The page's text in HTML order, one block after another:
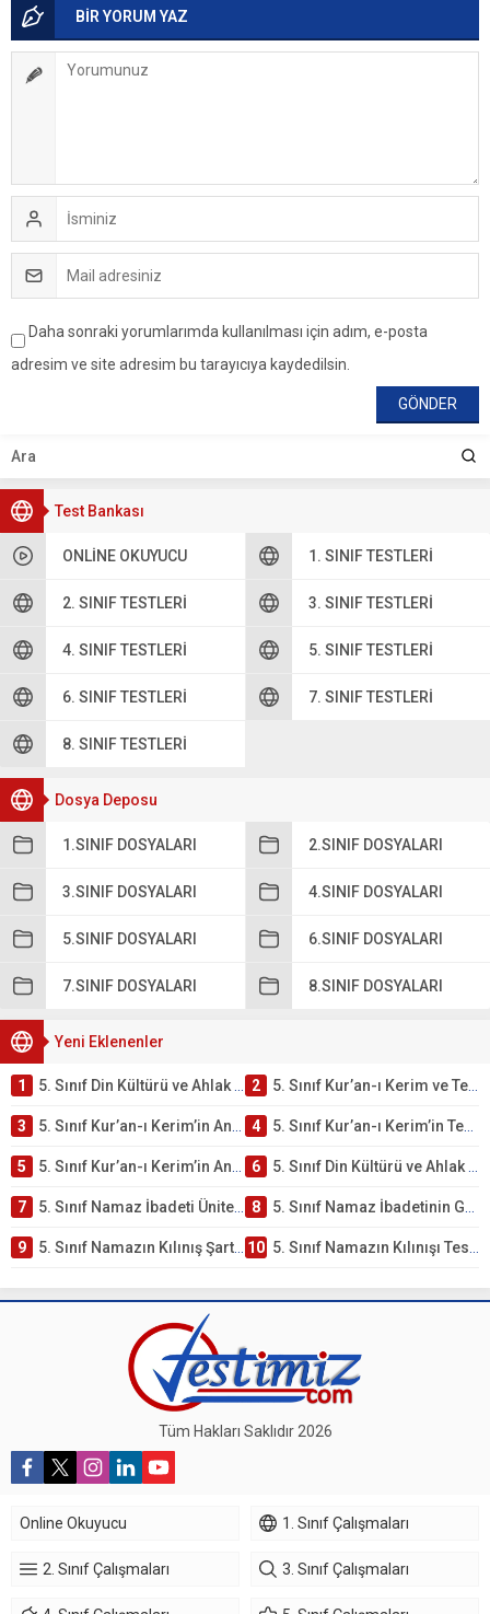
Test Bankası
ONLINE OKUYUCU 1. SINIF TESTLERI
2. SINIF TESTLERI 3. SINIF TESTLERI
4. SINIF TESTLERI 5. SINIF TESTLERI
6. SINIF TESTLERI 7. SINIF TESTLERI
8. SINIF TESTLERI
Dosya Deposu
1.SINIF DOSYALARI 2.SINIF DOSYALARI
3.SINIF DOSYALARI 4.SINIF DOSYALARI
5.SINIF DOSYALARI 6.SINIF DOSYALARI
7.SINIF DOSYALARI 8.SINIF DOSYALARI
Yeni Eklenenler
1 5. Sınıf Din Kültürü ve Ahlak Bilgisi 2. Ünite: Kur’an-ı Kerim Çalışmaları 2 5. Sınıf Kur’an-ı Kerim ve Temel Özellikleri Testi – Online Çöz
3 5. Sınıf Kur’an-ı Kerim’in Ana Konuları Testi – Online Çöz 4 5. Sınıf Kur’an-ı Kerim’in Temel Özellikleri ve Önemi Testi – Online Çöz
5 5. Sınıf Kur’an-ı Kerim’in Anlamı ve Önemi Testi – Online Çöz 6 5. Sınıf Din Kültürü ve Ahlak Bilgisi 2. Ünite: Namaz İbadeti Çalışmaları
7 5. Sınıf Namaz İbadeti Ünite Testi – Online Çöz 8 5. Sınıf Namaz İbadetinin Getirdiği Faydalar Testi
9 5. Sınıf Namazın Kılınış Şartları Testi 10 5. Sınıf Namazın Kılınışı Testi – Online Çöz
BİR YORUM YAZ
Daha sonraki yorumlarımda kullanılması için adım, e-posta
adresim ve site adresim bu tarayıcıya kaydedilsin.
Tüm Hakları Saklıdır 2026
Online Okuyucu 1. Sınıf Çalışmaları
2. Sınıf Çalışmaları 3. Sınıf Çalışmaları